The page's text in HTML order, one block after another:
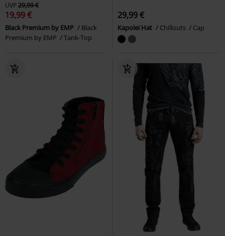
UVP29,99 €
19,99 €
Black Premium by EMP
Black
Premium by EMP
Tank-Top
29,99 €
Kapolei Hat Chillouts Cap